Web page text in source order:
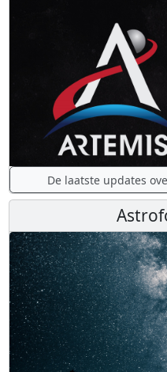
De laatste updates